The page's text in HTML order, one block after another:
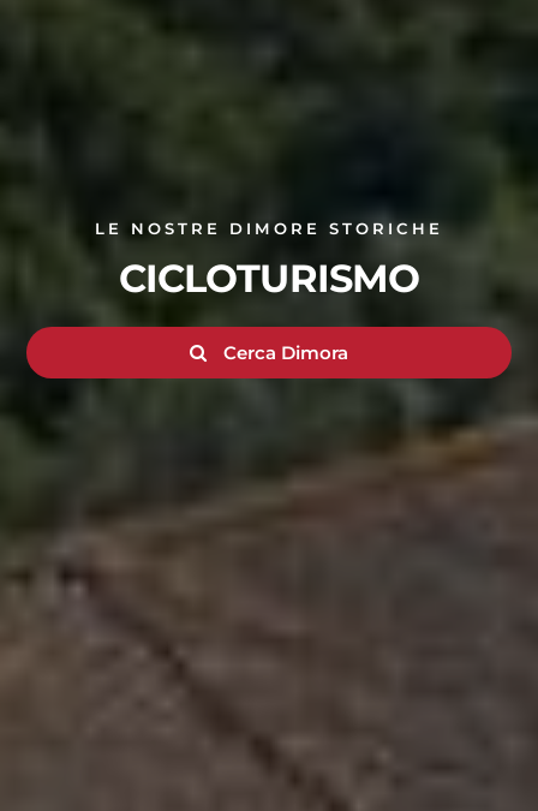
LE NOSTRE DIMORE STORICHE
CICLOTURISMO
Cerca Dimora